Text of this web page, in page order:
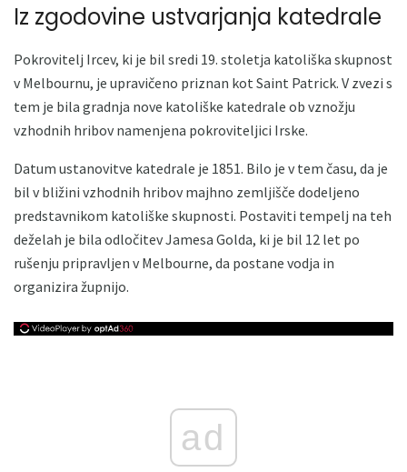
Iz zgodovine ustvarjanja katedrale
Pokrovitelj Ircev, ki je bil sredi 19. stoletja katoliška skupnost
v Melbournu, je upravičeno priznan kot Saint Patrick. V zvezi s
tem je bila gradnja nove katoliške katedrale ob vznožju
vzhodnih hribov namenjena pokroviteljici Irske.
Datum ustanovitve katedrale je 1851. Bilo je v tem času, da je
bil v bližini vzhodnih hribov majhno zemljišče dodeljeno
predstavnikom katoliške skupnosti. Postaviti tempelj na teh
deželah je bila odločitev Jamesa Golda, ki je bil 12 let po
rušenju pripravljen v Melbourne, da postane vodja in
organizira župnijo.
ad